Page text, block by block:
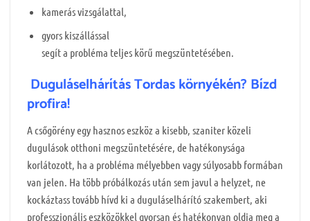
kamerás vizsgálattal,
gyors kiszállással
segít a probléma teljes körű megszüntetésében.
Duguláselhárítás Tordas környékén? Bízd
profira!
A csőgörény egy hasznos eszköz a kisebb, szaniter közeli
dugulások otthoni megszüntetésére, de hatékonysága
korlátozott, ha a probléma mélyebben vagy súlyosabb formában
van jelen. Ha több próbálkozás után sem javul a helyzet, ne
kockáztass tovább hívd ki a duguláselhárító szakembert, aki
professzionális eszközökkel gyorsan és hatékonyan oldja meg a